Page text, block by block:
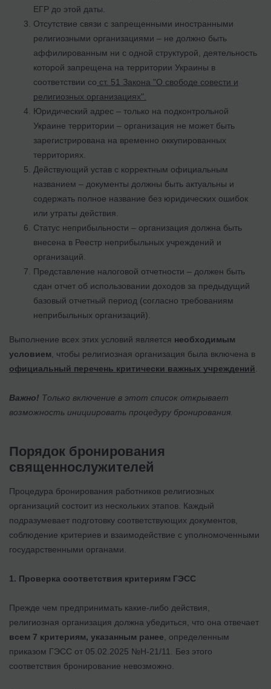
ЕГР до этой даты.
Отсутствие связи с запрещенными иностранными
религиозными организациями – не должно быть
аффилированным ни с одной структурой, деятельность
которой запрещена на территории Украины в
соответствии со ст. 51 Закона "О свободе совести и
религиозных организациях".
Юридический адрес – только на подконтрольной
Украине территории – организация не может быть
зарегистрирована на временно оккупированных
территориях.
Действующий устав с корректным официальным
названием – документы должны быть актуальны и
содержать полное название без юридических ошибок
или утраты действия.
Статус неприбыльности – организация должна быть
внесена в Реестр неприбыльных учреждений и
организаций.
Представление налоговой отчетности – должен быть
сдан отчет об использовании доходов за предыдущий
базовый отчетный период (согласно требованиям
неприбыльных организаций).
Выполнение всех этих условий является необходимым
условием , чтобы религиозная организация была включена в
официальный перечень критически важных учреждений
Важно! Только включение в этот список открывает
возможность инициировать процедуру бронирования.
Порядок бронирования
священнослужителей
Процедура бронирования работников религиозных
организаций состоит из нескольких этапов. Каждый
подразумевает подготовку соответствующих документов,
соблюдение критериев и взаимодействие с уполномоченными
государственными органами.
1. Проверка соответствия критериям ГЭСС
Прежде чем предпринимать какие-либо действия,
религиозная организация должна убедиться, что она отвечает
всем 7 критериям, указанным ранее , определенным
приказом ГЭСС от 05.02.2025 №Н-21/11. Без этого
соответствия бронирование невозможно.